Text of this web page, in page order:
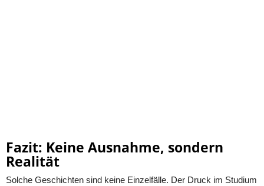
Fazit: Keine Ausnahme, sondern
Realität
Solche Geschichten sind keine Einzelfälle. Der Druck im Studium